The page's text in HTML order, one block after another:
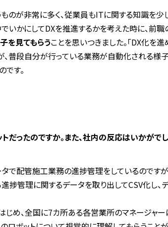
のが非常に多く、従業員もITに関する知識を少
いかにしてDXを推進するかを考えた時に、前職
を見てもらうことを思いつきました。「DX化を進
、普段自分が行っている業務が自動化される様
す。
だったのですか。また、社内の反応はいかがでし
で配管施工業務の進捗管理をしているのです
進捗管理に関するデータを取り出してCSV化し、
じめ、全国に7カ所ある各営業所のマネージャー